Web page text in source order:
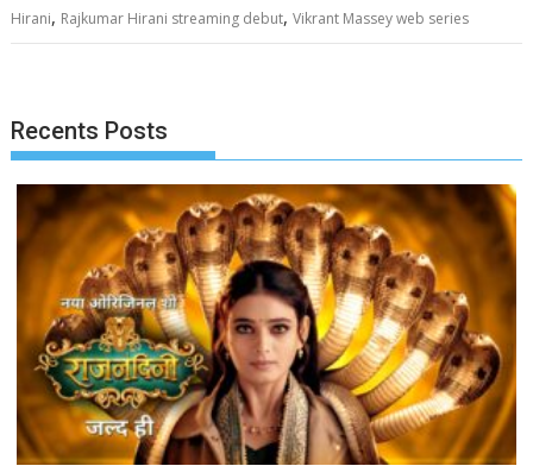
Hirani, Rajkumar Hirani streaming debut,Vikrant Massey web series
Recents Posts